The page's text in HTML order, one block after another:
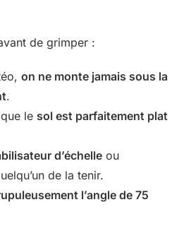
de grimper :
on ne monte jamais sous la
.
le sol est parfaitement plat
d’échelle ou
de la tenir.
l’angle de 75